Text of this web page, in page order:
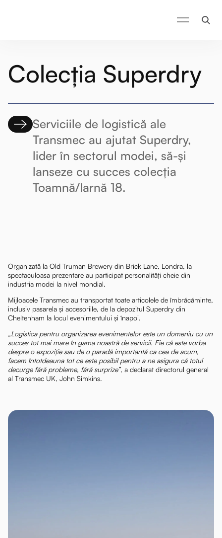
Colecția Superdry
Serviciile de logistică ale
Transmec au ajutat Superdry,
lider în sectorul modei, să-și
lanseze cu succes colecția
Toamnă/Iarnă 18.
Organizată la Old Truman Brewery din Brick Lane, Londra, la
spectaculoasa prezentare au participat personalități cheie din
industria modei la nivel mondial.
Mijloacele Transmec au transportat toate articolele de îmbrăcăminte,
inclusiv pasarela și accesoriile, de la depozitul Superdry din
Cheltenham la locul evenimentului și înapoi.
„Logistica pentru organizarea evenimentelor este un domeniu cu un
succes tot mai mare în gama noastră de servicii. Fie că este vorba
despre o expoziție sau de o paradă importantă ca cea de acum,
facem întotdeauna tot ce este posibil pentru a ne asigura că totul
decurge fără probleme, fără surprize”, a declarat directorul general
al Transmec UK, John Simkins.